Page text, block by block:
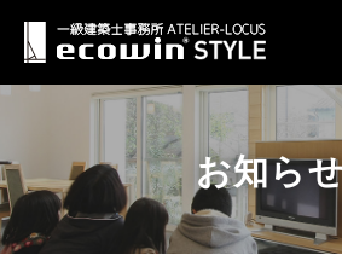
お知ら